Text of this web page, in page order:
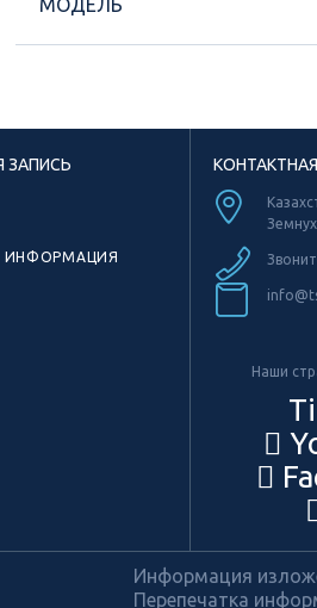
МОДЕЛЬ
ЗАПИСЬ
ИНФОРМАЦИЯ
Наши
Информация
Перепечатка